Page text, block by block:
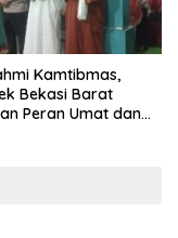
Kamtibmas,
Bekasi Barat
Peran Umat dan